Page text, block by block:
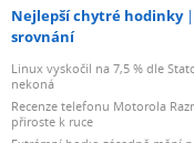
Nejlepší chytré hodinky
srovnání
Linux vyskočil na 7,5 % dle
nekoná
Recenze telefonu Motorola
přiroste k ruce